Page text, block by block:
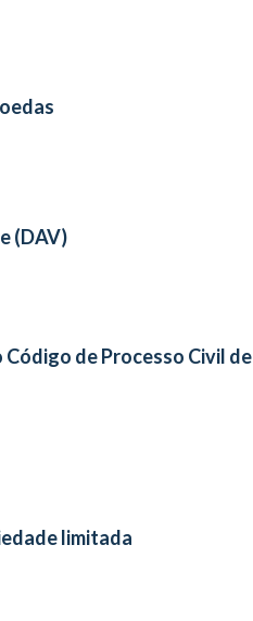
(DAV)
de Processo Civil de
limitada